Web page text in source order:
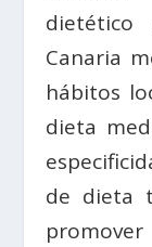
Canaria
hábitos
dieta
de dieta